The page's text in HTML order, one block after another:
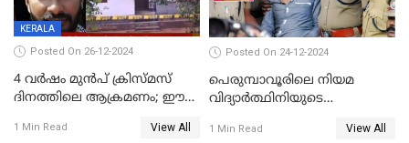
KERALA
Posted On 26-12-2024
4 വർഷം മുൻപ് ക്രിസ്മസ്
ദിനത്തിലെ ആക്രമണം; ഈ
ചോദിക്കാനെത്തി, 2 പേർ
1 Min Read View All
Posted On 24-12-2024
പെരുമ്പാവൂരിലെ നിയമ
വിദ്യാര്‍ത്ഥിനിയുടെ
അമീറുള്‍ ഇസ്ലാമിന്റെ
1 Min Read View All